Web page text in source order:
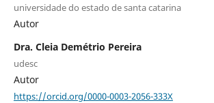
universidade do estado de santa catarina
Autor
Dra. Cleia Demétrio Pereira
udesc
Autor
https://orcid.org/0000-0003-2056-333X